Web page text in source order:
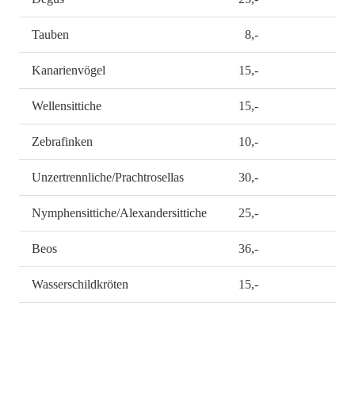
Tauben 8,-
Kanarienvögel 15,-
Wellensittiche 15,-
Zebrafinken 10,-
Unzertrennliche/Prachtrosellas 30,-
Nymphensittiche/Alexandersittiche 25,-
Beos 36,-
Wasserschildkröten 15,-